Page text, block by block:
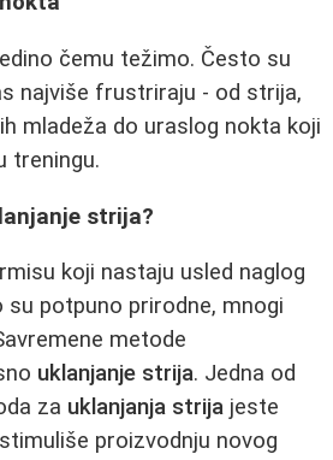
čemu težimo. Često su
najviše frustriraju - od strija,
mladeža do uraslog nokta koji
treningu.
strija?
koji nastaju usled naglog
su potpuno prirodne, mnogi
metode
uklanjanje strija. Jedna od
za uklanjanja strija jeste
proizvodnju novog